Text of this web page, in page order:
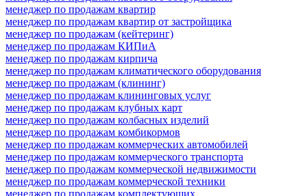
менеджер по продажам квартир
менеджер по продажам квартир от застройщика
менеджер по продажам (кейтеринг)
менеджер по продажам КИПиА
менеджер по продажам кирпича
менеджер по продажам климатического оборудования
менеджер по продажам (клининг)
менеджер по продажам клининговых услуг
менеджер по продажам клубных карт
менеджер по продажам колбасных изделий
менеджер по продажам комбикормов
менеджер по продажам коммерческих автомобилей
менеджер по продажам коммерческого транспорта
менеджер по продажам коммерческой недвижимости
менеджер по продажам коммерческой техники
менеджер по продажам комплектующих